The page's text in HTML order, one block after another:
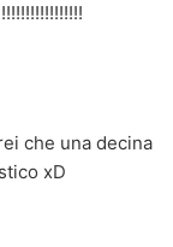
che una decina
xD